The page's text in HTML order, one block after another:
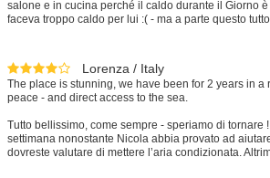
salone e in cucina perché il caldo durante il Giorno
faceva troppo caldo per lui :( - ma a parte questo
Lorenza / Italy
The place is stunning, we have been for 2 years in
peace - and direct access to the sea.
Tutto bellissimo, come sempre - speriamo di
settimana nonostante Nicola abbia provato ad
dovreste valutare di mettere l’aria condizionata.